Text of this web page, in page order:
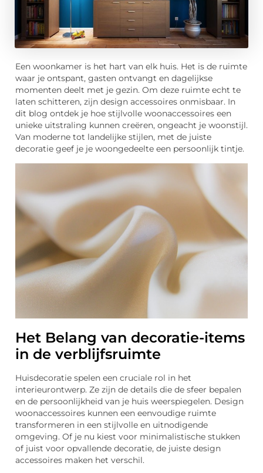
Een woonkamer is het hart van elk huis. Het is de ruimte
waar je ontspant, gasten ontvangt en dagelijkse
momenten deelt met je gezin. Om deze ruimte echt te
laten schitteren, zijn design accessoires onmisbaar. In
dit blog ontdek je hoe stijlvolle woonaccessoires een
unieke uitstraling kunnen creëren, ongeacht je woonstijl.
Van moderne tot landelijke stijlen, met de juiste
decoratie geef je je woongedeelte een persoonlijk tintje.
Het Belang van decoratie-items
in de verblijfsruimte
Huisdecoratie spelen een cruciale rol in het
interieurontwerp. Ze zijn de details die de sfeer bepalen
en de persoonlijkheid van je huis weerspiegelen. Design
woonaccessoires kunnen een eenvoudige ruimte
transformeren in een stijlvolle en uitnodigende
omgeving. Of je nu kiest voor minimalistische stukken
of juist voor opvallende decoratie, de juiste design
accessoires maken het verschil.